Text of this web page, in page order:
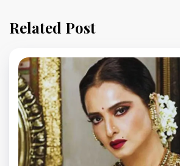
Related Post